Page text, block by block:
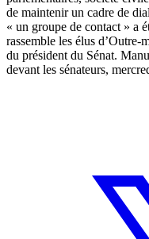
de maintenir un cadre de
« un groupe de contact » a
rassemble les élus d’Outre-
du président du Sénat.
devant les sénateurs,